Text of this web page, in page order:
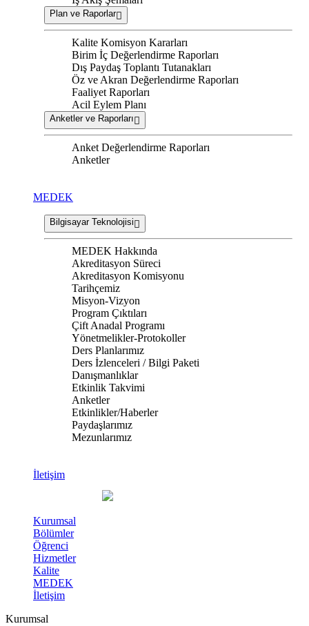
Plan ve Raporlar
Kalite Komisyon Kararları
Birim İç Değerlendirme Raporları
Dış Paydaş Toplantı Tutanakları
Öz ve Akran Değerlendirme Raporları
Faaliyet Raporları
Acil Eylem Planı
Anketler ve Raporları
Anket Değerlendirme Raporları
Anketler
MEDEK
Bilgisayar Teknolojisi
MEDEK Hakkında
Akreditasyon Süreci
Akreditasyon Komisyonu
Tarihçemiz
Misyon-Vizyon
Program Çıktıları
Çift Anadal Programı
Yönetmelikler-Protokoller
Ders Planlarımız
Ders İzlenceleri / Bilgi Paketi
Danışmanlıklar
Etkinlik Takvimi
Anketler
Etkinlikler/Haberler
Paydaşlarımız
Mezunlarımız
İletişim
Kurumsal
Bölümler
Öğrenci
Hizmetler
Kalite
MEDEK
İletişim
Kurumsal